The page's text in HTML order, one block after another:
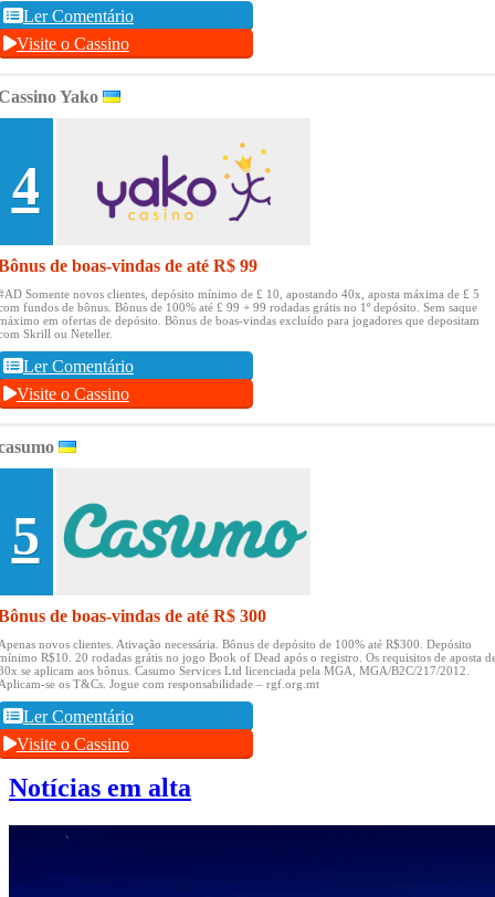
Ler Comentário
Visite o Cassino
Yako
4
de boas-vindas de até R$ 99
Somente novos clientes, depósito mínimo de £ 10, apostando 40x, aposta máxima de £ 5
fundos de bônus. Bônus de 100% até £ 99 + 99 rodadas grátis no 1º depósito. Sem saque
em ofertas de depósito. Bônus de boas-vindas excluído para jogadores que depositam
Skrill ou Neteller.
Ler Comentário
Visite o Cassino
5
de boas-vindas de até R$ 300
novos clientes. Ativação necessária. Bônus de depósito de 100% até R$300. Depósito
R$10. 20 rodadas grátis no jogo Book of Dead após o registro. Os requisitos de aposta
se aplicam aos bônus. Casumo Services Ltd licenciada pela MGA, MGA/B2C/217/2012.
se os T&Cs. Jogue com responsabilidade – rgf.org.mt
Ler Comentário
Visite o Cassino
Notícias em alta